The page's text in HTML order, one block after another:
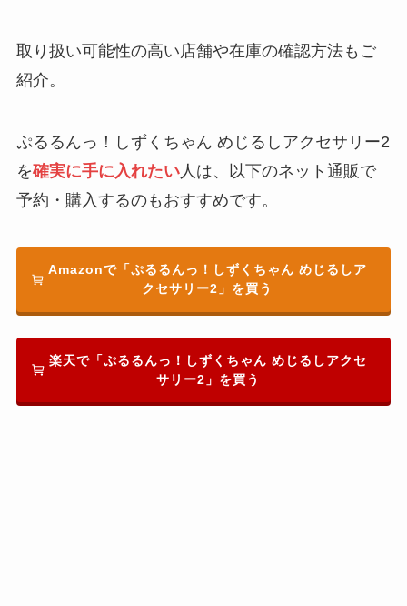
取り扱い可能性の高い店舗や在庫の確認方法もご
紹介。
ぷるるんっ！しずくちゃん めじるしアクセサリー2
を確実に手に入れたい人は、以下のネット通販で
予約・購入するのもおすすめです。
Amazonで「ぷるるんっ！しずくちゃん めじるしア
クセサリー2」を買う
楽天で「ぷるるんっ！しずくちゃん めじるしアクセ
サリー2」を買う